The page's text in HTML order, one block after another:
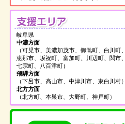
岐阜県
中濃方面
（可児市、美濃加茂市、御嵩町、白川町、
恵那市、坂祝町、富加町、川辺町、関市、
七宗町、八百津町）
飛騨方面
（下呂市、高山市、中津川市、東白川村）
北方方面
（北方町、本巣市、大野町、神戸町）